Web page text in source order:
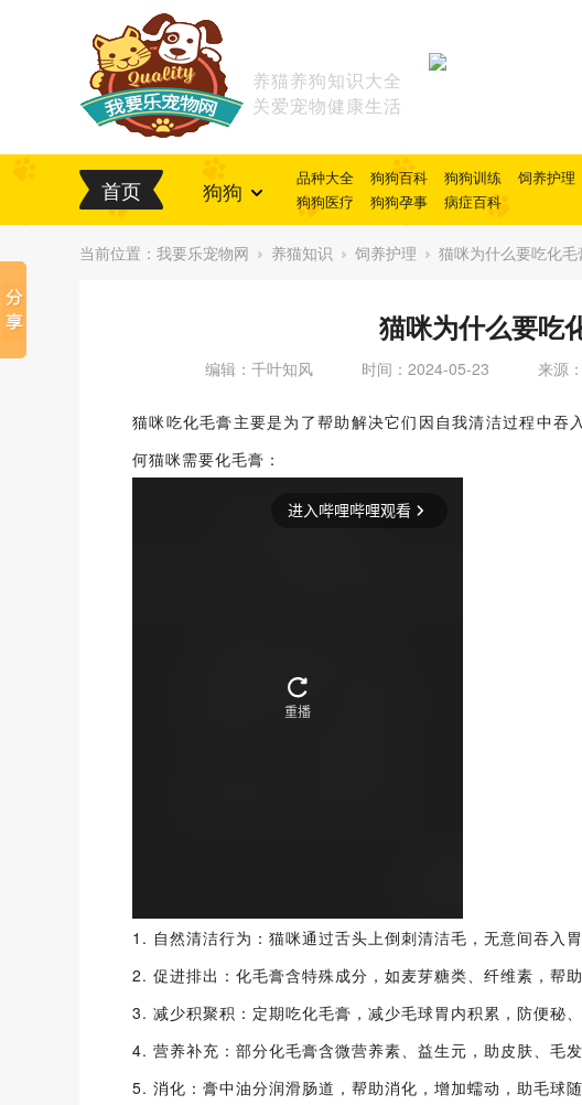
养猫养狗知识大全
关爱宠物健康生活
首页 狗狗 品种大全 狗狗百科 狗狗训练
饲养护理
狗狗医疗
狗狗孕事 病症百科
当前位置： 我要乐宠物网 养猫知识 饲养护理 猫咪为什么要吃化毛
猫咪为什么要吃
编辑：千叶知风 时间：2024-05-23 来源
猫咪吃化毛膏主要是为了帮助解决它们因自我清洁过程中吞
何猫咪需要化毛膏：
1. 自然清洁行为：猫咪通过舌头上倒刺清洁毛，无意间吞入
2. 促进排出：化毛膏含特殊成分，如麦芽糖类、纤维素，帮
3. 减少积聚积：定期吃化毛膏，减少毛球胃内积累，防便秘
4. 营养补充：部分化毛膏含微营养素、益生元，助皮肤、毛发
5. 消化：膏中油分润滑肠道，帮助消化，增加蠕动，助毛球